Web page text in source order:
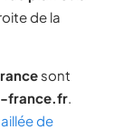
de la
sont
france.fr.
de